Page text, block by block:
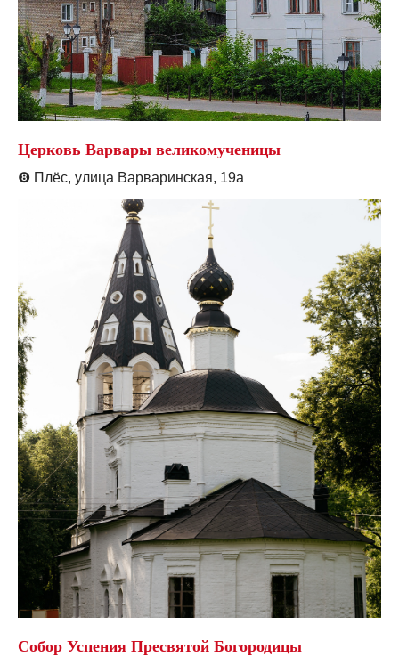
Церковь Варвары великомученицы
❽ Плёс, улица Варваринская, 19а
Собор Успения Пресвятой Богородицы